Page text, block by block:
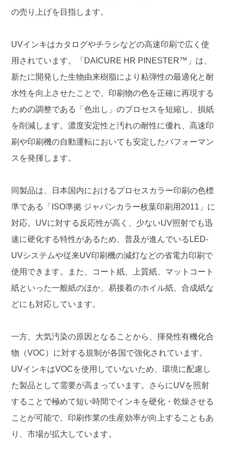
の売り上げを目指します。
UVインキはカタログやチラシなどの高速印刷で広く使
用されています。「DAICURE HR PINESTER™」は、
新たに開発した生物由来樹脂により粘弾性の最適化と耐
水性を向上させたことで、印刷物の色を正確に再現する
ための調整である「色出し」のプロセスを短縮し、損紙
を削減します。濃度安定性と汚れの耐性に優れ、高速印
刷や印刷機の自動運転においても安定したパフォーマン
スを発揮します。
同製品は、日本国内におけるプロセスカラー印刷の色標
準である「ISO準拠 ジャパンカラー枚葉印刷用2011」に
対応。UVに対する反応性が高く、少ないUV照射でも迅
速に硬化する特性があるため、普及が進んでいるLED-
UVシステムや従来UV印刷機の減灯などの省電力印刷で
使用できます。また、コート紙、上質紙、マットコート
紙といった一般紙のほか、易接着のホイル紙、合成紙な
どにも対応しています。
一方、大気汚染の原因となることから、揮発性有機化合
物（VOC）に対する規制が各国で強化されています。
UVインキはVOCを使用していないため、環境に配慮し
た製品として需要が高まっています。さらにUVを照射
することで極めて短い時間でインキを硬化・乾燥させる
ことが可能で、印刷作業の生産効率が向上することもあ
り、市場が拡大しています。